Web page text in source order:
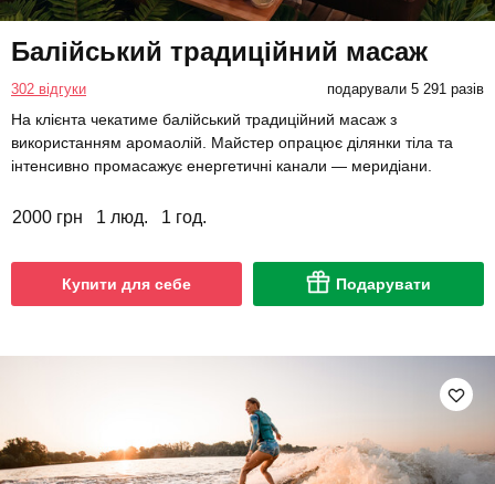
Балійський традиційний масаж
302 відгуки подарували 5 291 разів
На клієнта чекатиме балійський традиційний масаж з
використанням аромаолій. Майстер опрацює ділянки тіла та
інтенсивно промасажує енергетичні канали — меридіани.
2000 грн 1 люд. 1 год.
Купити для себе Подарувати